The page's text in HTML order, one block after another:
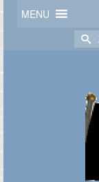
MENU
Zoek
naar: